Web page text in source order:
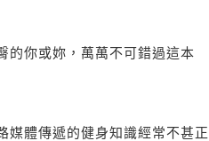
的你或妳，萬萬不可錯過這本
媒體傳遞的健身知識經常不甚正